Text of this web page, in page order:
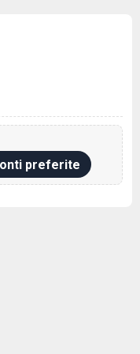
preferite